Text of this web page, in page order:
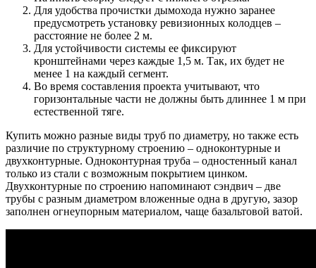
Для удобства прочистки дымохода нужно заранее
предусмотреть установку ревизионных колодцев –
расстояние не более 2 м.
Для устойчивости системы ее фиксируют
кронштейнами через каждые 1,5 м. Так, их будет не
менее 1 на каждый сегмент.
Во время составления проекта учитывают, что
горизонтальные части не должны быть длиннее 1 м при
естественной тяге.
Купить можно разные виды труб по диаметру, но также есть
различие по структурному строению – одноконтурные и
двухконтурные. Одноконтурная труба – одностенный канал
только из стали с возможным покрытием цинком.
Двухконтурные по строению напоминают сэндвич – две
трубы с разным диаметром вложенные одна в другую, зазор
заполнен огнеупорным материалом, чаще базальтовой ватой.